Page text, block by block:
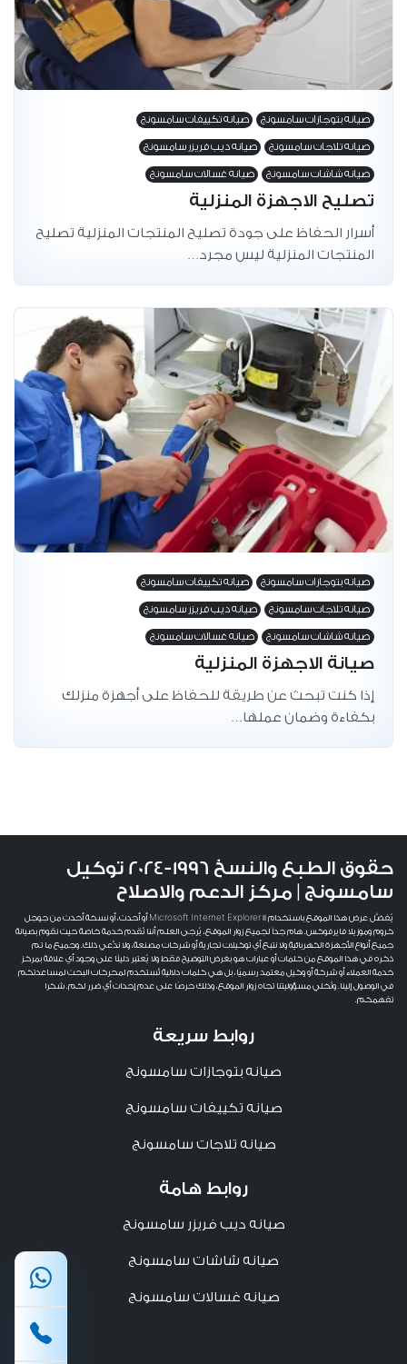
صيانه بتوجازات سامسونج صيانه تكييفات سامسونج
صيانه تلاجات سامسونج صيانه ديب فريزر سامسونج
صيانه شاشات سامسونج صيانه غسالات سامسونج
تصليح الاجهزة المنزلية
أسرار الحفاظ على جودة تصليح المنتجات المنزلية تصليح
المنتجات المنزلية ليس مجرد…
صيانه بتوجازات سامسونج صيانه تكييفات سامسونج
صيانه تلاجات سامسونج صيانه ديب فريزر سامسونج
صيانه شاشات سامسونج صيانه غسالات سامسونج
صيانة الاجهزة المنزلية
إذا كنت تبحث عن طريقة للحفاظ على أجهزة منزلك
بكفاءة وضمان عملها…
روابط سريعة
صيانه بتوجازات سامسونج
صيانه تكييفات سامسونج
صيانه تلاجات سامسونج
روابط هامة
صيانه ديب فريزر سامسونج
صيانه شاشات سامسونج
صيانه غسالات سامسونج
حقوق الطبع والنسخ 1996-2024 توكيل
سامسونج | مركز الدعم والاصلاح
يُفضَّل عرض هذا الموقع باستخدام Microsoft Internet Explorer 11 أو أحدث، أو نسخة أحدث من جوجل
كروم وموزيلا فايرفوكس. هام جداً لجميع زوار الموقع، يُرجى العلم أننا نُقدم خدمة خاصة حيث نقوم بصيانة
جميع أنواع الأجهزة الكهربائية ولا نتبع أي توكيلات تجارية أو شركات مصنعة، ولا ندَّعي ذلك. وجميع ما تم
ذكره في هذا الموقع من كلمات أو عبارات هو بغرض التوضيح فقط ولا يُعتبر دليلًا على وجود أي علاقة بمركز
خدمة العملاء أو شركة أو وكيل معتمد رسميًا، بل هي كلمات دلالية تُستخدم لمحركات البحث لمساعدتكم
في الوصول إلينا. ونُخلي مسؤوليتنا تجاه زوار الموقع، وذلك حرصًا على عدم إحداث أي ضرر لكم. شكرا
تفهمكم.